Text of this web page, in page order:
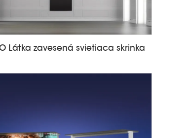
Látka zavesená svietiaca skrinka